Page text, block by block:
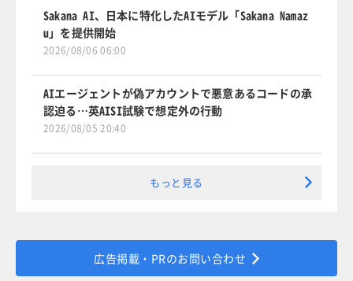
Sakana AI、日本に特化したAIモデル「Sakana Namaz
u」を提供開始
2026/08/06 06:00
AIエージェントが偽アカウントで悪意あるコードの承
認迫る…英AISI試験で想定外の行動
2026/08/05 20:40
もっと見る
広告掲載・PRのお問い合わせ